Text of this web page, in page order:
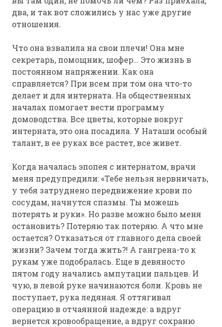
два, и так вот сложились у нас уже другие
отношения.
Что она взвалила на свои плечи! Она мне
секретарь, помощник, шофер… Это жизнь в
постоянном напряжении. Как она
справляется? При всем при том она что-то
делает и для интерната. На общественных
началах помогает вести программу
домоводства. Все цветы, которые вокруг
интерната, это она посадила. У Наташи особый
талант, в ее руках все растет, все живет.
Когда началась эпопея с интернатом, врачи
меня предупредили: «Тебе нельзя нервничать,
у тебя затруднено передвижение крови по
сосудам, начнутся спазмы. Ты можешь
потерять и руки». Но разве можно было меня
остановить? Потеряю так потеряю. А что мне
остается? Отказаться от главного дела своей
жизни? Зачем тогда жить?! А гангрена-то к
рукам уже подобралась. Еще в девяносто
пятом году начались ампутации пальцев. И
чую, в левой руке начинаются боли. Кровь не
поступает, рука ледяная. Я оттягивал
операцию в отчаянной надежде: а вдруг
вернется кровообращение, а вдруг сохраню